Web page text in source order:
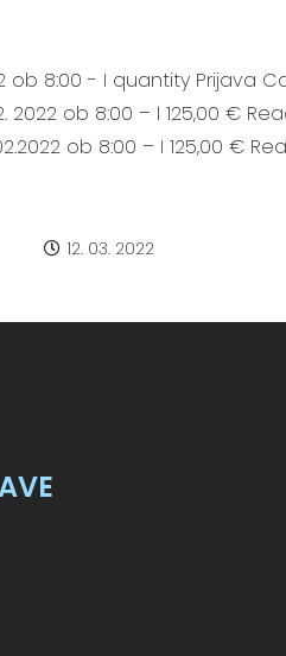
ob 8:00 - I quantity Prijava
ob 8:00 – I 125,00 €
ob 8:00 – I 125,00 €
12. 03. 2022